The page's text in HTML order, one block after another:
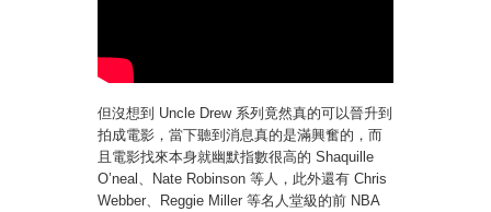
但沒想到 Uncle Drew 系列竟然真的可以晉升到
拍成電影，當下聽到消息真的是滿興奮的，而
且電影找來本身就幽默指數很高的 Shaquille
O’neal、Nate Robinson 等人，此外還有 Chris
Webber、Reggie Miller 等名人堂級的前 NBA